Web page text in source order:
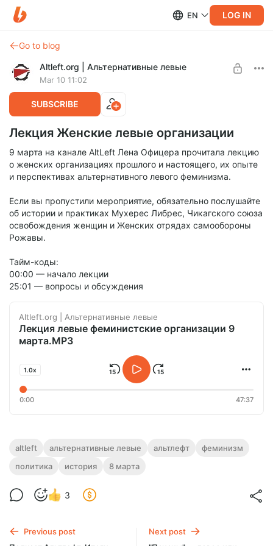
EN LOG IN
Go to blog
Altleft.org | Альтернативные левые
Mar 10 11:02
SUBSCRIBE
Лекция Женские левые организации
9 марта на канале AltLeft Лена Офицера прочитала лекцию
о женских организациях прошлого и настоящего, их опыте
и перспективах альтернативного левого феминизма.
Если вы пропустили мероприятие, обязательно послушайте
об истории и практиках Мухерес Либрес, Чикагского союза
освобождения женщин и Женских отрядах самообороны
Рожавы.
Тайм-коды:
00:00 — начало лекции
25:01 — вопросы и обсуждения
Altleft.org | Альтернативные левые
Лекция левые феминистские организации 9
марта.MP3
1.0x
0:00 47:37
altleft альтернативные левые альтлефт
феминизм
политика
история 8 марта
3
Previous post
Next post